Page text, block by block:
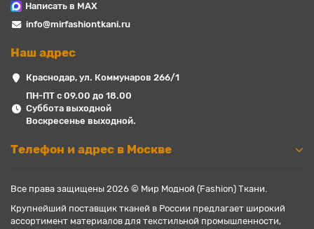
Написать в MAX
info@mirfashiontkani.ru
Наш адрес
Краснодар, ул. Коммунаров 266/1
ПН-ПТ с 09.00 до 18.00
Суббота выходной
Воскресенье выходной.
Телефон и адрес в Москве
Все права защищены 2026 © Мир Модной (Fashion) Ткани.
Крупнейший поставщик тканей в России предлагает широкий
ассортимент материалов для текстильной промышленности,